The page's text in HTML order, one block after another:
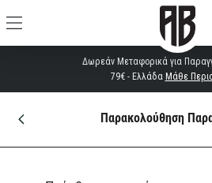
Δωρεάν Μεταφορικά για
79€ - Ελλάδα Μάθε
Παρακολούθηση